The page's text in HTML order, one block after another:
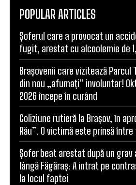
POPULAR ARTICLES
Șoferul care a provocat un
fugit, arestat cu alcoolemie de
Brașovenii care vizitează Parcul
din nou „afumați” involuntar!
2026 începe în curând
Coliziune rutieră la Brașov, în
Rău”. O victimă este prinsă
Șofer beat arestat după un grav
lângă Făgăraș: A intrat pe
la locul faptei